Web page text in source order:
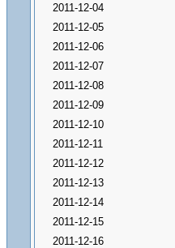
2011-12-04
2011-12-05
2011-12-06
2011-12-07
2011-12-08
2011-12-09
2011-12-10
2011-12-11
2011-12-12
2011-12-13
2011-12-14
2011-12-15
2011-12-16